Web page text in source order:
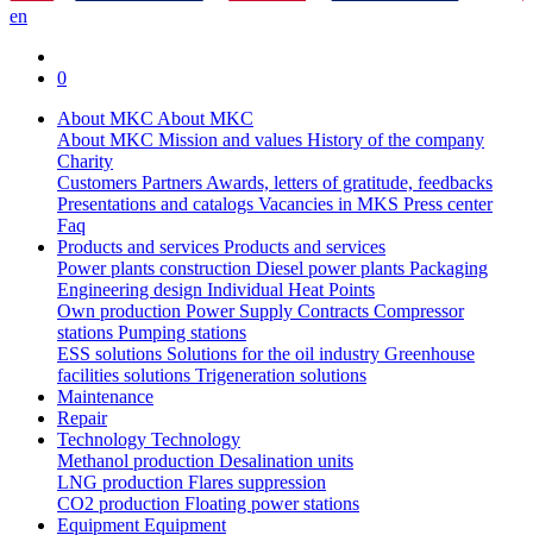
en
0
About MKC About MKC
About MKC Mission and values History of the company
Charity
Customers PartnersAwards, letters of gratitude, feedbacks
Presentations and catalogs Vacancies in MKS Press center
Faq
Products and services Products and services
Power plants construction Diesel power plants Packaging
Engineering design Individual Heat Points
Own production Power Supply Contracts Compressor
stations Pumping stations
ESS solutions Solutions for the oil industry Greenhouse
facilities solutions Trigeneration solutions
Maintenance
Repair
Technology Technology
Methanol production Desalination units
LNG production Flares suppression
СО2 production Floating power stations
EquipmentEquipment